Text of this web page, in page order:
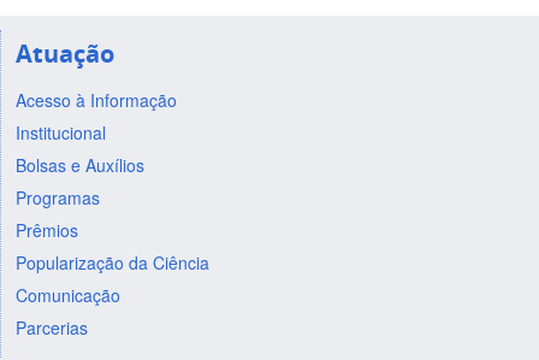
Atuação
Acesso à Informação
Institucional
Bolsas e Auxílios
Programas
Prêmios
Popularização da Ciência
Comunicação
Parcerias